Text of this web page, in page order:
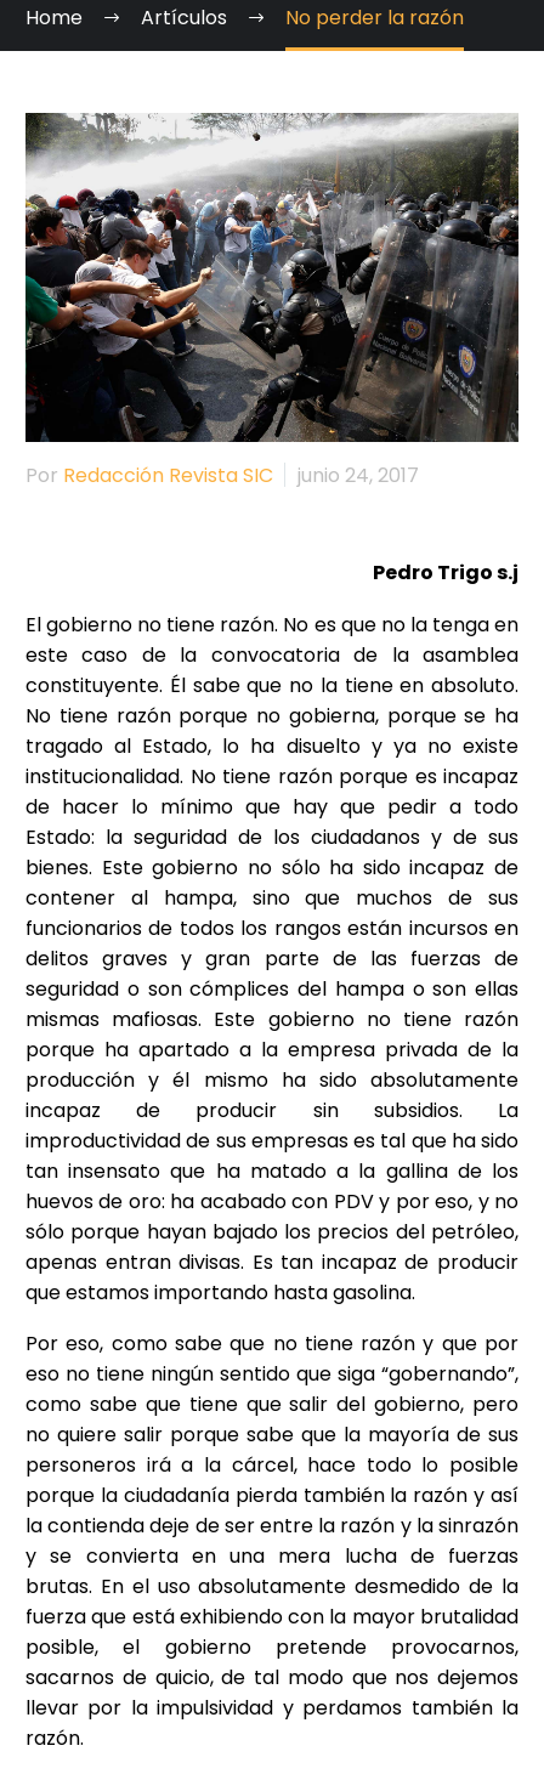
Home Artículos No perder la razón
Por Redacción Revista SIC junio 24, 2017
Pedro Trigo s.j
El gobierno no tiene razón. No es que no la tenga en
este caso de la convocatoria de la asamblea
constituyente. Él sabe que no la tiene en absoluto.
No tiene razón porque no gobierna, porque se ha
tragado al Estado, lo ha disuelto y ya no existe
institucionalidad. No tiene razón porque es incapaz
de hacer lo mínimo que hay que pedir a todo
Estado: la seguridad de los ciudadanos y de sus
bienes. Este gobierno no sólo ha sido incapaz de
contener al hampa, sino que muchos de sus
funcionarios de todos los rangos están incursos en
delitos graves y gran parte de las fuerzas de
seguridad o son cómplices del hampa o son ellas
mismas mafiosas. Este gobierno no tiene razón
porque ha apartado a la empresa privada de la
producción y él mismo ha sido absolutamente
incapaz de producir sin subsidios. La
improductividad de sus empresas es tal que ha sido
tan insensato que ha matado a la gallina de los
huevos de oro: ha acabado con PDV y por eso, y no
sólo porque hayan bajado los precios del petróleo,
apenas entran divisas. Es tan incapaz de producir
que estamos importando hasta gasolina.
Por eso, como sabe que no tiene razón y que por
eso no tiene ningún sentido que siga “gobernando”,
como sabe que tiene que salir del gobierno, pero
no quiere salir porque sabe que la mayoría de sus
personeros irá a la cárcel, hace todo lo posible
porque la ciudadanía pierda también la razón y así
la contienda deje de ser entre la razón y la sinrazón
y se convierta en una mera lucha de fuerzas
brutas. En el uso absolutamente desmedido de la
fuerza que está exhibiendo con la mayor brutalidad
posible, el gobierno pretende provocarnos,
sacarnos de quicio, de tal modo que nos dejemos
llevar por la impulsividad y perdamos también la
razón.